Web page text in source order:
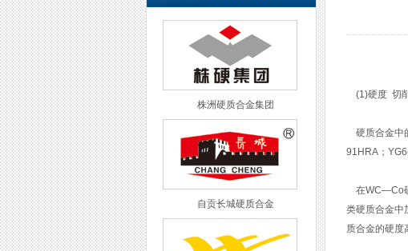
株洲硬质合金集团
自贡长城硬质合金
(1)硬度 切
硬质合金中
91HRA；
在WC—Co
类硬质合金中
质合金的硬度